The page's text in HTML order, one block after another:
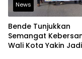
News
Bende Tunjukkan
Semangat
Wali Kota Yakin Jadi